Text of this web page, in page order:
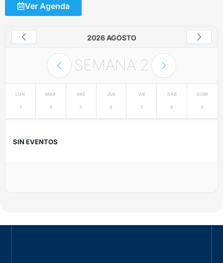
Ver Agenda
2026 AGOSTO
SEMANA 2
LUN
3
MAR
4
MIÉ
5
JUE
6
VIE
7
SÁB
8
DOM
9
SIN EVENTOS